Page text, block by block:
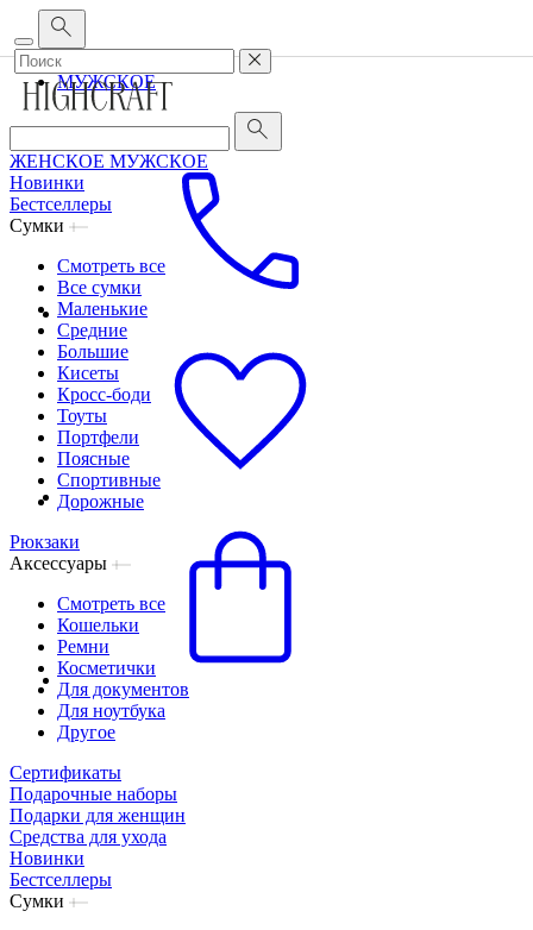
Корпоративным клиентам
ЖЕНСКОЕ
МУЖСКОЕ
ЖЕНСКОЕ МУЖСКОЕ
Новинки
Бестселлеры
Сумки
Смотреть все
Все сумки
Маленькие
Средние
Большие
Кисеты
Кросс-боди
Тоуты
Портфели
Поясные
Спортивные
Дорожные
Рюкзаки
Аксессуары
Смотреть все
Кошельки
Ремни
Косметички
Для документов
Для ноутбука
Другое
Сертификаты
Подарочные наборы
Подарки для женщин
Средства для ухода
Новинки
Бестселлеры
Сумки